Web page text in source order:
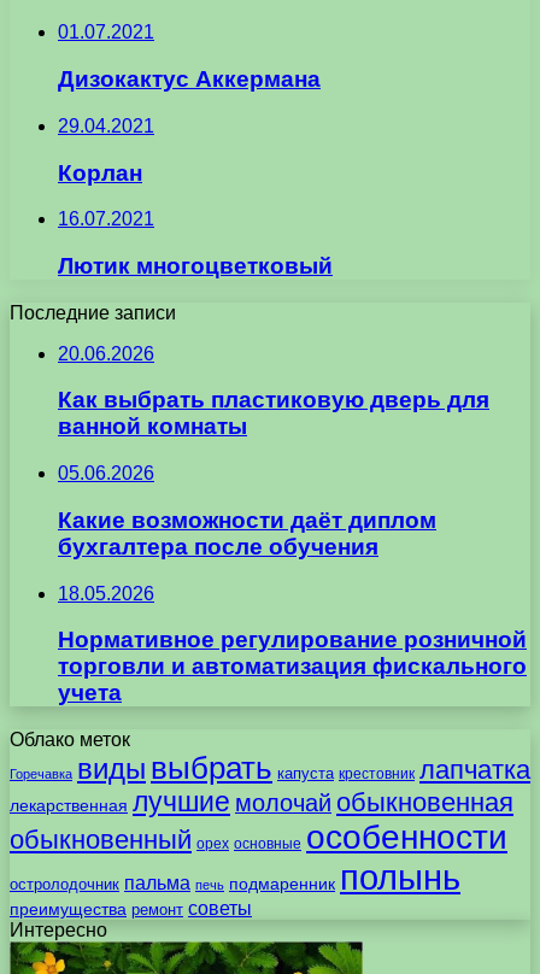
01.07.2021
Дизокактус Аккермана
29.04.2021
Корлан
16.07.2021
Лютик многоцветковый
Последние записи
20.06.2026
Как выбрать пластиковую дверь для
ванной комнаты
05.06.2026
Какие возможности даёт диплом
бухгалтера после обучения
18.05.2026
Нормативное регулирование розничной
торговли и автоматизация фискального
учета
Облако меток
Горечавка виды выбрать капуста крестовник лапчатка
лекарственная лучшие молочай обыкновенная
обыкновенный орех основные особенности
остролодочник пальма печь подмаренник полынь
преимущества ремонт советы
Интересно